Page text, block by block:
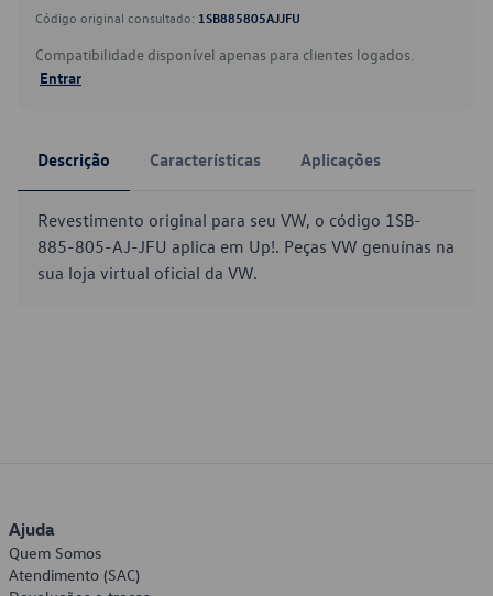
Código original consultado: 1SB885805AJJFU
Compatibilidade disponível apenas para clientes logados.
Entrar
Descrição Características Aplicações
Revestimento original para seu VW, o código 1SB-
885-805-AJ-JFU aplica em Up!. Peças VW genuínas na
sua loja virtual oficial da VW.
Ajuda
Quem Somos
Atendimento (SAC)